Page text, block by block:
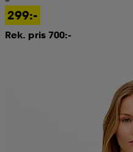
299:-
Rek. pris 700:-